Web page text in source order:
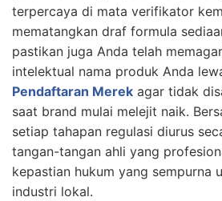
terpercaya di mata verifikator
mematangkan draf formula
pastikan juga Anda telah
intelektual nama produk Anda
Pendaftaran Merek agar tidak
saat brand mulai melejit naik.
setiap tahapan regulasi diurus
tangan-tangan ahli yang
kepastian hukum yang sempurna
industri lokal.